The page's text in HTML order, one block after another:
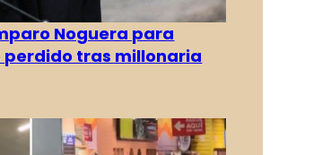
Noguera para
tras millonaria